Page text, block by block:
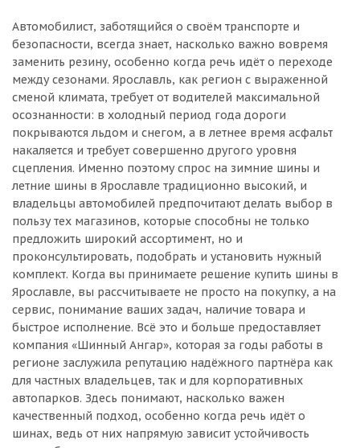
Автомобилист, заботящийся о своём транспорте и
безопасности, всегда знает, насколько важно вовремя
заменить резину, особенно когда речь идёт о переходе
между сезонами. Ярославль, как регион с выраженной
сменой климата, требует от водителей максимальной
осознанности: в холодный период года дороги
покрываются льдом и снегом, а в летнее время асфальт
накаляется и требует совершенно другого уровня
сцепления. Именно поэтому спрос на зимние шины и
летние шины в Ярославле традиционно высокий, и
владельцы автомобилей предпочитают делать выбор в
пользу тех магазинов, которые способны не только
предложить широкий ассортимент, но и
проконсультировать, подобрать и установить нужный
комплект. Когда вы принимаете решение купить шины в
Ярославле, вы рассчитываете не просто на покупку, а на
сервис, понимание ваших задач, наличие товара и
быстрое исполнение. Всё это и больше предоставляет
компания «Шинный Ангар», которая за годы работы в
регионе заслужила репутацию надёжного партнёра как
для частных владельцев, так и для корпоративных
автопарков. Здесь понимают, насколько важен
качественный подход, особенно когда речь идёт о
шинах, ведь от них напрямую зависит устойчивость